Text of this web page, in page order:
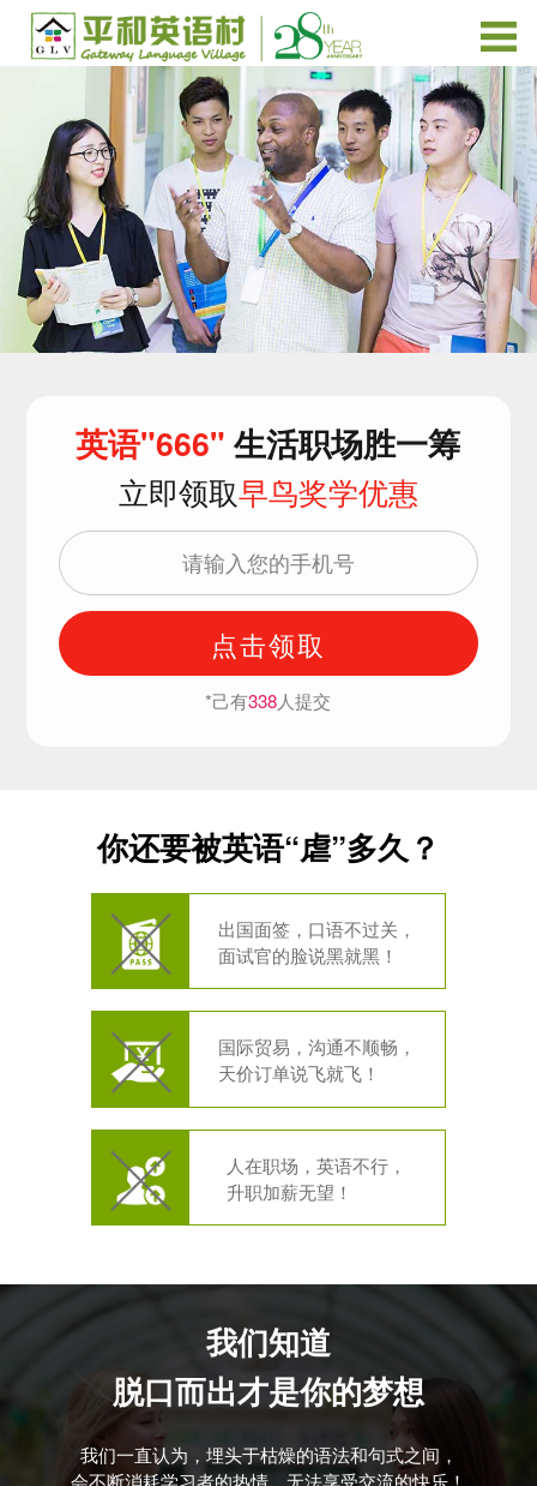
英语"666"生活职场胜一筹
立即领取早鸟奖学优惠
点击领取
*己有338人提交
你还要被英语“虐”多久？
出国面签，口语不过关，
面试官的脸说黑就黑！
国际贸易，沟通不顺畅，
天价订单说飞就飞！
人在职场，英语不行，
升职加薪无望！
我们知道
脱口而出才是你的梦想
我们一直认为，埋头于枯燥的语法和句式之间，
会不断消耗学习者的热情，无法享受交流的快乐！